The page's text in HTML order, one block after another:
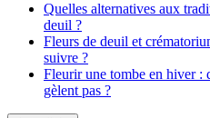
Quelles alternatives aux
deuil ?
Fleurs de deuil et
suivre ?
Fleurir une tombe en hiver :
gèlent pas ?